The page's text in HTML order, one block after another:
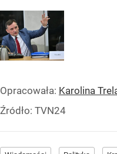
Opracowała: Karolina
Źródło: TVN24